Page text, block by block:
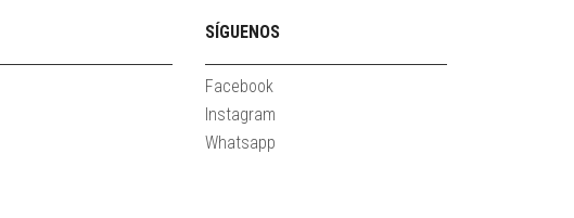
SÍGUENOS
Facebook
Instagram
Whatsapp